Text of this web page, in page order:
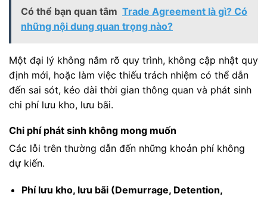
Có thể bạn quan tâm Trade Agreement là gì? Có
những nội dung quan trọng nào?
Một đại lý không nắm rõ quy trình, không cập nhật quy
định mới, hoặc làm việc thiếu trách nhiệm có thể dẫn
đến sai sót, kéo dài thời gian thông quan và phát sinh
chi phí lưu kho, lưu bãi.
Chi phí phát sinh không mong muốn
Các lỗi trên thường dẫn đến những khoản phí không
dự kiến.
Phí lưu kho, lưu bãi (Demurrage, Detention,